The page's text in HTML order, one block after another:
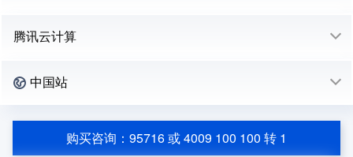
腾讯云计算
中国站
购买咨询：95716 或 4009 100 100 转 1